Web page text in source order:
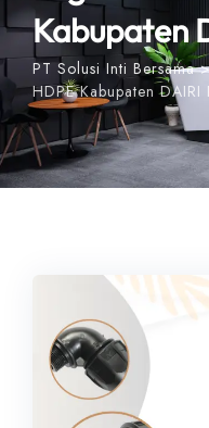
Kabupaten
PT Solusi Inti Bersama
HDPE Kabupaten DAIRI